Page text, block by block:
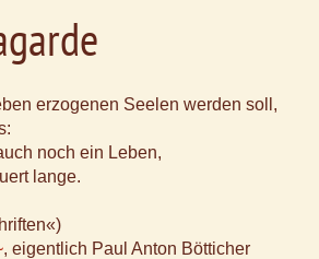
erzogenen Seelen werden soll,
noch ein Leben,
lange.
, eigentlich Paul Anton Bötticher